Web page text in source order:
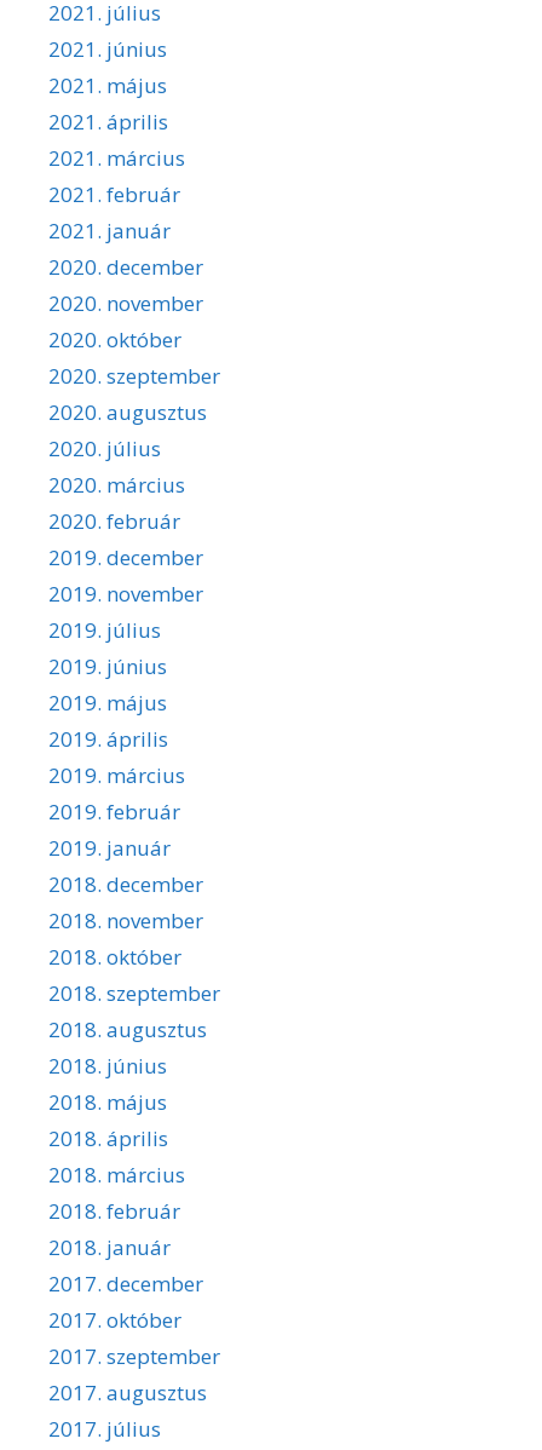
2021. július
2021. június
2021. május
2021. április
2021. március
2021. február
2021. január
2020. december
2020. november
2020. október
2020. szeptember
2020. augusztus
2020. július
2020. március
2020. február
2019. december
2019. november
2019. július
2019. június
2019. május
2019. április
2019. március
2019. február
2019. január
2018. december
2018. november
2018. október
2018. szeptember
2018. augusztus
2018. június
2018. május
2018. április
2018. március
2018. február
2018. január
2017. december
2017. október
2017. szeptember
2017. augusztus
2017. július